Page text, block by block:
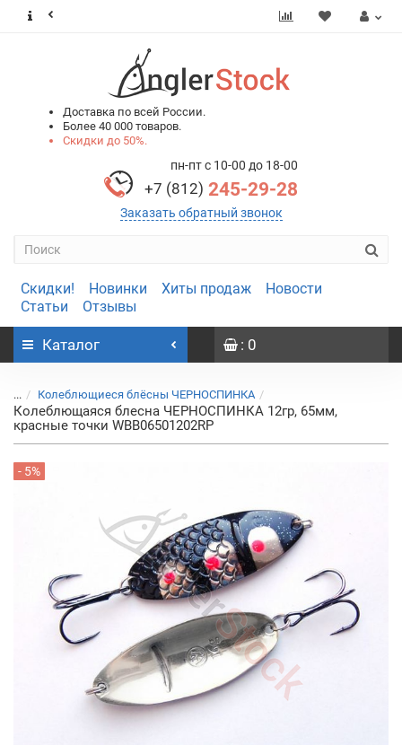
Доставка по всей России.
Более 40 000 товаров.
Скидки до 50%.
пн-пт с 10-00 до 18-00
+7 (812) 245-29-28
Заказать обратный звонок
Скидки! Новинки Хиты продаж
Новости
Статьи
Отзывы
Каталог : 0
... Колеблющиеся блёсны ЧЕРНОСПИНКА
Колеблющаяся блесна ЧЕРНОСПИНКА 12гр, 65мм,
красные точки WBB06501202RP
- 5%